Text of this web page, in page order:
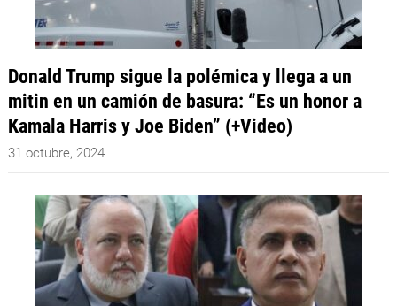
Donald Trump sigue la polémica y llega a un
mitin en un camión de basura: “Es un honor a
Kamala Harris y Joe Biden” (+Video)
31 octubre, 2024